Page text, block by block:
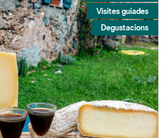
Visites guiades
Degustacions